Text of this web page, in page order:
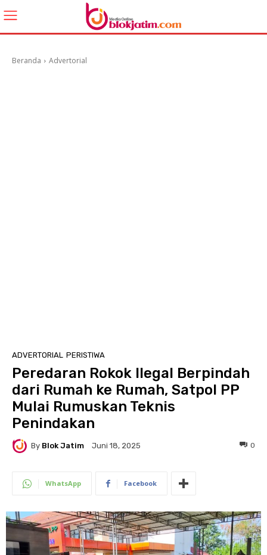
Beranda Advertorial
ADVERTORIAL PERISTIWA
Peredaran Rokok Ilegal Berpindah
dari Rumah ke Rumah, Satpol PP
Mulai Rumuskan Teknis
Penindakan
By Blok Jatim Juni 18, 2025 0
WhatsApp Facebook